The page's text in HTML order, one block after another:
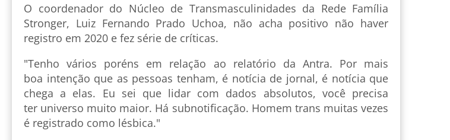
O coordenador do Núcleo de Transmasculinidades da Rede Família
Stronger, Luiz Fernando Prado Uchoa, não acha positivo não haver
registro em 2020 e fez série de críticas.
"Tenho vários poréns em relação ao relatório da Antra. Por mais
boa intenção que as pessoas tenham, é notícia de jornal, é notícia que
chega a elas. Eu sei que lidar com dados absolutos, você precisa
ter universo muito maior. Há subnotificação. Homem trans muitas vezes
é registrado como lésbica."